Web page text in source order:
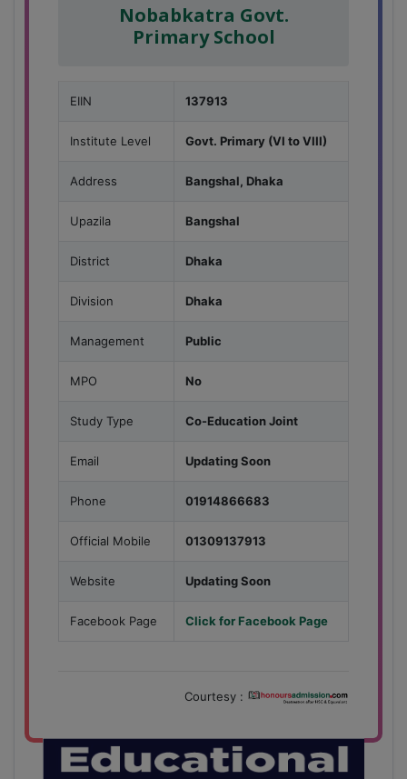
Nobabkatra Govt.
Primary School
EIIN 137913
Institute Level Govt. Primary (VI to VIII)
Address Bangshal, Dhaka
Upazila Bangshal
District Dhaka
Division Dhaka
Management Public
MPO No
Study Type Co-Education Joint
Email Updating Soon
Phone 01914866683
Official Mobile 01309137913
Website Updating Soon
Facebook Page Click for Facebook Page
Courtesy :